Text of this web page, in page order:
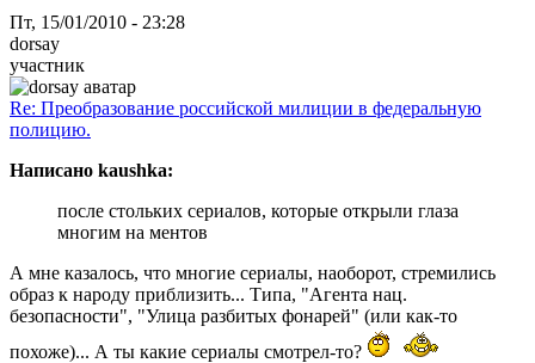
Пт, 15/01/2010 - 23:28
dorsay
участник
Re: Преобразование российской милиции в федеральную
полицию.
Написано kaushka:
после стольких сериалов, которые открыли глаза
многим на ментов
А мне казалось, что многие сериалы, наоборот, стремились
образ к народу приблизить... Типа, "Агента нац.
безопасности", "Улица разбитых фонарей" (или как-то
похоже)... А ты какие сериалы смотрел-то?